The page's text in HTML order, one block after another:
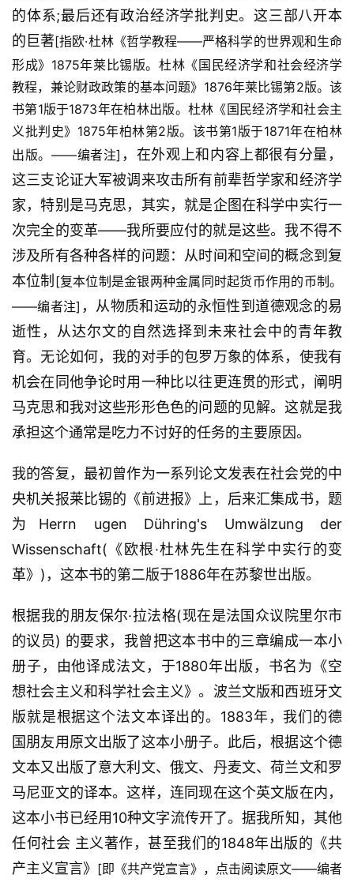
的体系;最后还有政治经济学批判史。这三部八开本
的巨著[指欧·杜林《哲学教程——严格科学的世界观和生命
形成》1875年莱比锡版。杜林《国民经济学和社会经济学
教程，兼论财政政策的基本问题》1876年莱比锡第2版。该
书第1版于1873年在柏林出版。杜林《国民经济学和社会主
义批判史》1875年柏林第2版。该书第1版于1871年在柏林
出版。——编者注] ，在外观上和内容上都很有分量，
这三支论证大军被调来攻击所有前辈哲学家和经济学
家，特别是马克思，其实，就是企图在科学中实行一
次完全的变革——我所要应付的就是这些。我不得不
涉及所有各种各样的问题：从时间和空间的概念到复
本位制 [复本位制是金银两种金属同时起货币作用的币制。
——编者注] ，从物质和运动的永恒性到道德观念的易
逝性，从达尔文的自然选择到未来社会中的青年教
育。无论如何，我的对手的包罗万象的体系，使我有
机会在同他争论时用一种比以往更连贯的形式，阐明
马克思和我对这些形形色色的问题的见解。这就是我
承担这个通常是吃力不讨好的任务的主要原因。
我的答复，最初曾作为一系列论文发表在社会党的中
央机关报莱比锡的《前进报》上，后来汇集成书，题
为Herrn ugen Dühring's Umwälzung der
Wissenschaft(《欧根·杜林先生在科学中实行的变
革》)，这本书的第二版于1886年在苏黎世出版。
根据我的朋友保尔·拉法格(现在是法国众议院里尔市
的议员) 的要求，我曾把这本书中的三章编成一本小
册子，由他译成法文，于1880年出版，书名为《空
想社会主义和科学社会主义》。波兰文版和西班牙文
版就是根据这个法文本译出的。1883年，我们的德
国朋友用原文出版了这本小册子。此后，根据这个德
文本又出版了意大利文、俄文、丹麦文、荷兰文和罗
马尼亚文的译本。这样，连同现在这个英文版在内，
这本小书已经用10种文字流传开了。据我所知，其他
任何社会 主义著作，甚至我们的1848年出版的《共
产主义宣言》 [即《共产党宣言》，点击阅读原文——编者